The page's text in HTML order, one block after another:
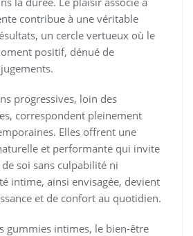
contribue à une véritable
un cercle vertueux où le
positif, dénué de
progressives, loin des
correspondent pleinement
Elles offrent une
et performante qui invite
soi sans culpabilité ni
intime, ainsi envisagée, devient
et de confort au quotidien.
gummies intimes, le bien-être